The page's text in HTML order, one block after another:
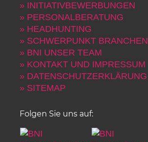
» INITIATIVBEWERBUNGEN
» PERSONALBERATUNG
» HEADHUNTING
» SCHWERPUNKT BRANCHEN
» BNI UNSER TEAM
» KONTAKT UND IMPRESSUM
» DATENSCHUTZERKLÄRUNG
» SITEMAP
Folgen Sie uns auf: